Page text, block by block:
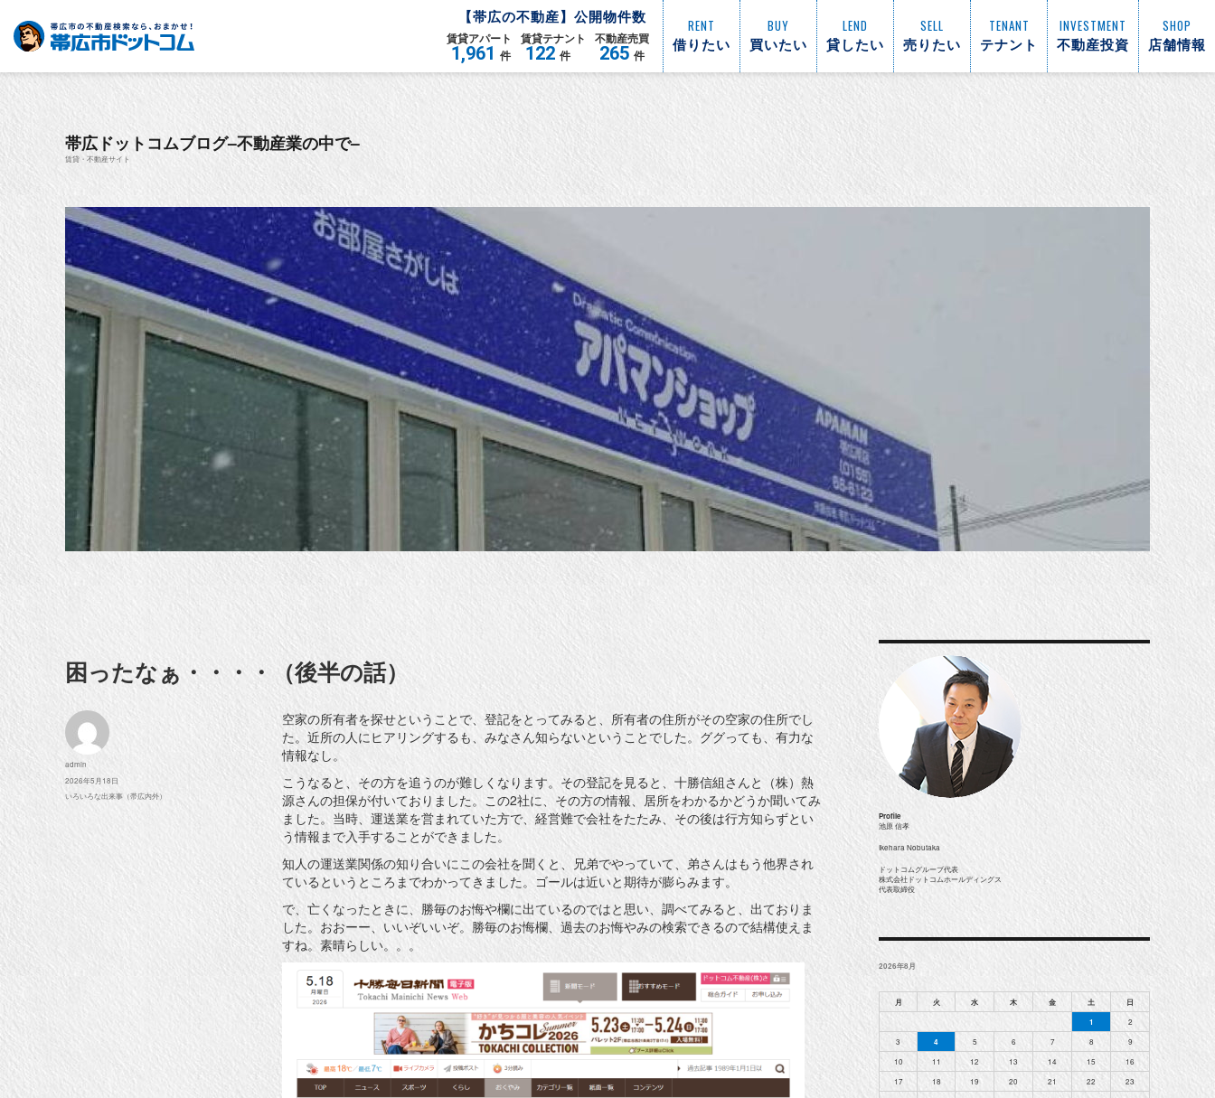
【帯広の不動産】公開物件数
賃貸アパート
1,961 件
賃貸テナント
122 件
不動産売買
265 件
RENT
借りたい
BUY
買いたい
LEND
貸したい
SELL
売りたい
TENANT
テナント
INVESTMENT
不動産投資
SHOP
店舗情報
帯広ドットコムブログ–不動産業の中で–
賃貸・不動産サイト
困ったなぁ・・・・（後半の話）
空家の所有者を探せということで、登記をとってみると、所有者の住所がその空家の住所でし
た。近所の人にヒアリングするも、みなさん知らないということでした。ググっても、有力な
情報なし。
こうなると、その方を追うのが難しくなります。その登記を見ると、十勝信組さんと（株）熱
源さんの担保が付いておりました。この2社に、その方の情報、居所をわかるかどうか聞いてみ
ました。当時、運送業を営まれていた方で、経営難で会社をたたみ、その後は行方知らずとい
う情報まで入手することができました。
知人の運送業関係の知り合いにこの会社を聞くと、兄弟でやっていて、弟さんはもう他界され
ているというところまでわかってきました。ゴールは近いと期待が膨らみます。
で、亡くなったときに、勝毎のお悔や欄に出ているのではと思い、調べてみると、出ておりま
した。おおーー、いいぞいいぞ。勝毎のお悔欄、過去のお悔やみの検索できるので結構使えま
すね。素晴らしい。。。
投
者
admin
投
日:
2026年5月18日
カ
いろいろな出来事（帯広内外）
Profile
池原 信孝
Ikehara Nobutaka
ドットコムグループ代表
株式会社ドットコムホールディングス
代表取締役
2026年8月
月 火 水 木 金 土
日
1
2
3
4 5 6 7 8
9
10
11 12 13 14 15
16
17
18 19 20 21 22
23